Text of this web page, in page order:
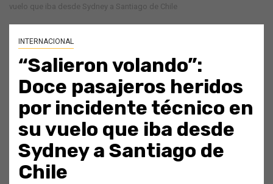
vuelo que iba desde Sydney a Santiago de Chile
INTERNACIONAL
“Salieron volando”:
Doce pasajeros heridos
por incidente técnico en
su vuelo que iba desde
Sydney a Santiago de
Chile